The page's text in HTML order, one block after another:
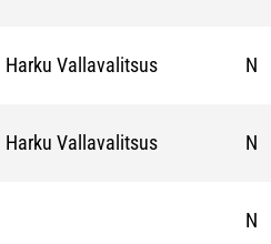
Harku Vallavalitsus N
Harku Vallavalitsus N
N